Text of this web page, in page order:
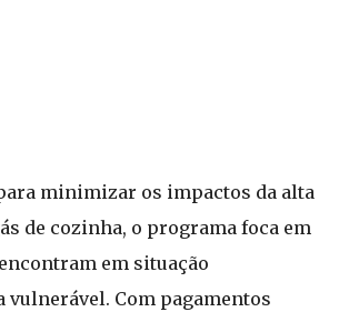
minimizar os impactos da alta
de cozinha, o programa foca em
em situação
vulnerável. Com pagamentos